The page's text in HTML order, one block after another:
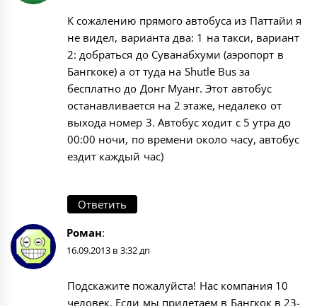
К сожалению прямого автобуса из Паттайи я
не видел, варианта два: 1 на такси, вариант
2: добраться до Суванабхуми (аэропорт в
Бангкоке) а от туда на Shutle Bus за
бесплатно до Донг Муанг. Этот автобус
останавливается на 2 этаже, недалеко от
выхода номер 3. Автобус ходит с 5 утра до
00:00 ночи, по времени около часу, автобус
ездит каждый час)
Ответить
Роман:
16.09.2013 в 3:32 дп
Подскажите пожалуйста! Нас компания 10
человек. Если мы прилетаем в Бангкок в 23-